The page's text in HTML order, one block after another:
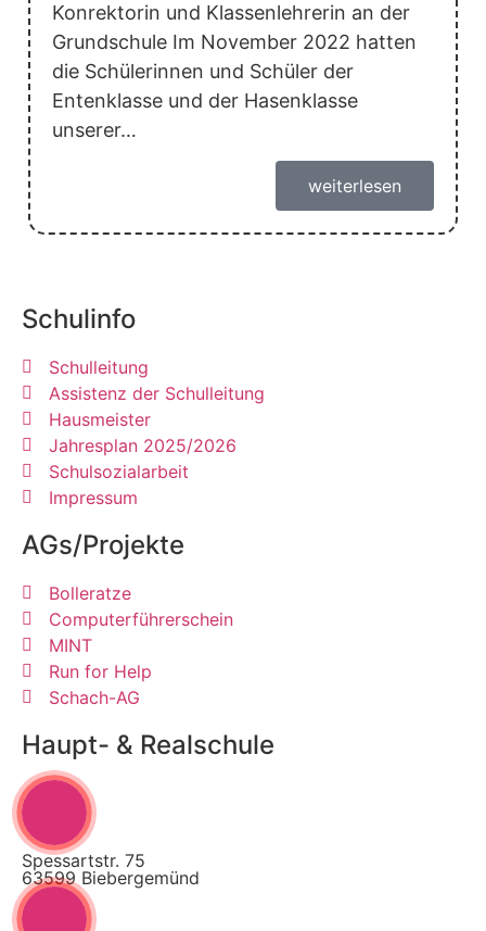
Konrektorin und Klassenlehrerin an der
Grundschule Im November 2022 hatten
die Schülerinnen und Schüler der
Entenklasse und der Hasenklasse
unserer…
weiterlesen
Schulinfo
Schulleitung
Assistenz der Schulleitung
Hausmeister
Jahresplan 2025/2026
Schulsozialarbeit
Impressum
AGs/Projekte
Bolleratze
Computerführerschein
MINT
Run for Help
Schach-AG
Haupt- & Realschule
Spessartstr. 75
63599 Biebergemünd